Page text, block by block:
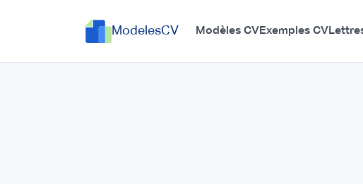
ModelesCV Modèles CVExemples CV